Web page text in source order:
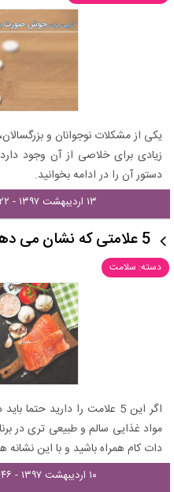
یکی از مشکلات نوجوانان و
زیادی برای خلاصی از آن وجود
دستور آن را در ادامه بخوانید.
۱۳ اردیبهشت ۱۳۹۷ - ۱۱:۲۲
5 علامتی که نشان می دهد رژیم غذایی سالمی ندارید!
دسته: سلامت
اگر این 5 علامت را دارید
مواد غذایی سالم و طبیعی تری در
دات کام همراه باشید و با این نشانه
۱۰ اردیبهشت ۱۳۹۷ - ۱۲:۴۶